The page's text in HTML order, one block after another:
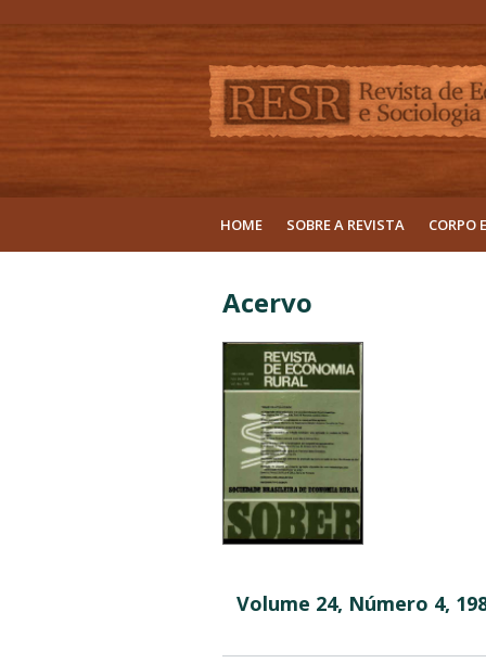
HOME SOBRE A REVISTA CORPO
Acervo
Volume 24, Número 4,